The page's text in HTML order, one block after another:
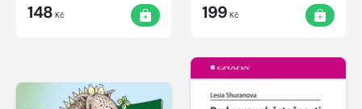
148 Kč 199 Kč